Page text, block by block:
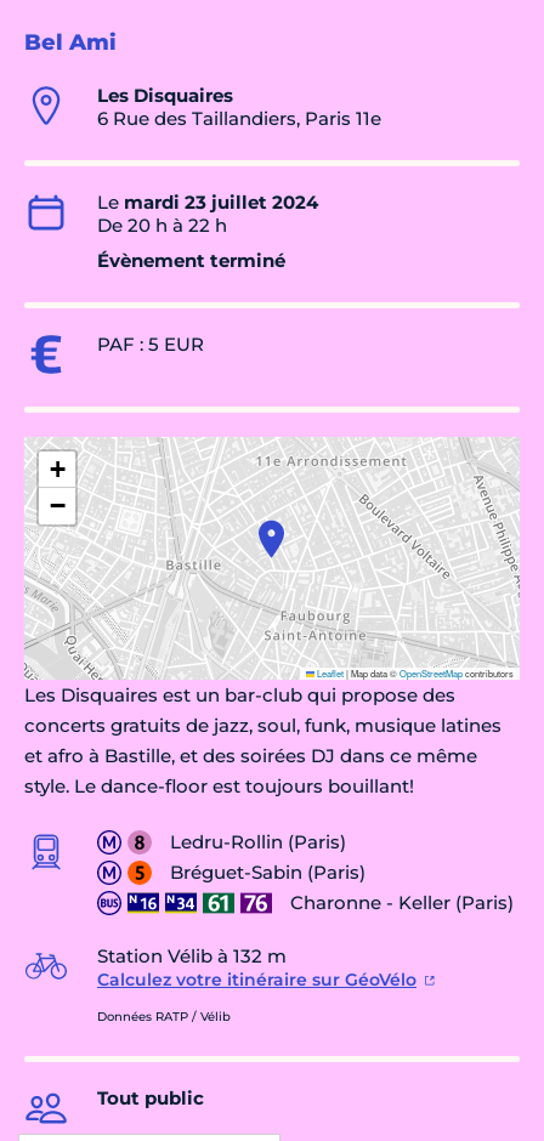
Bel Ami
Les Disquaires
6 Rue des Taillandiers, Paris 11e
Le mardi 23 juillet 2024
De 20 h à 22 h
Évènement terminé
PAF : 5 EUR
+
−
Leaflet|Map data ©OpenStreetMapcontributors
Les Disquaires est un bar-club qui propose des
concerts gratuits de jazz, soul, funk, musique latines
et afro à Bastille, et des soirées DJ dans ce même
style. Le dance-floor est toujours bouillant!
Ledru-Rollin (Paris)
Bréguet-Sabin (Paris)
Charonne - Keller (Paris)
Station Vélib à 132 m
Calculez votre itinéraire sur GéoVélo
Données RATP / Vélib
Tout public